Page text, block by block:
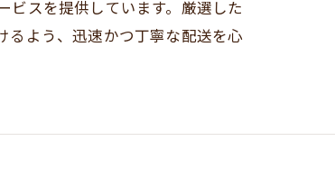
スを提供しています。厳選した
るよう、迅速かつ丁寧な配送を心